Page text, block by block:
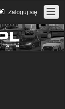
Zaloguj się